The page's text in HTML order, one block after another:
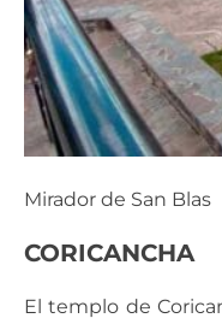
Mirador de San Blas
CORICANCHA
El templo de